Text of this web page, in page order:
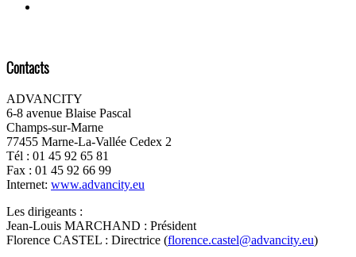
Contacts
ADVANCITY
6-8 avenue Blaise Pascal
Champs-sur-Marne
77455 Marne-La-Vallée Cedex 2
Tél : 01 45 92 65 81
Fax : 01 45 92 66 99
Internet: www.advancity.eu
Les dirigeants :
Jean-Louis MARCHAND : Président
Florence CASTEL : Directrice (florence.castel@advancity.eu)